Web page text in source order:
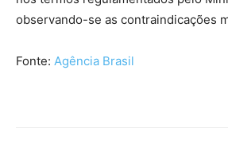
observando-se as contraindicações
Fonte: Agência Brasil